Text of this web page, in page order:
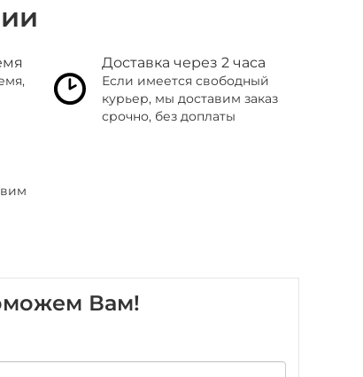
Доставка через 2 часа
Если имеется свободный
курьер, мы доставим заказ
срочно, без доплаты
Вам!